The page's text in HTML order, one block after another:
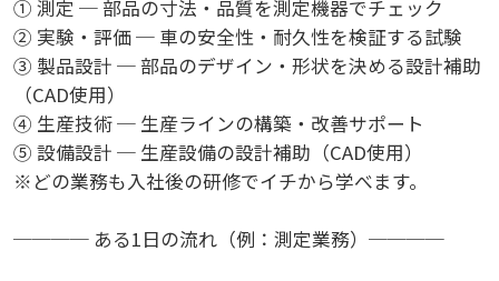
① 測定 ─ 部品の寸法・品質を測定機器でチェック
② 実験・評価 ─ 車の安全性・耐久性を検証する試験
③ 製品設計 ─ 部品のデザイン・形状を決める設計補助
（CAD使用）
④ 生産技術 ─ 生産ラインの構築・改善サポート
⑤ 設備設計 ─ 生産設備の設計補助（CAD使用）
※どの業務も入社後の研修でイチから学べます。
──── ある1日の流れ（例：測定業務）────